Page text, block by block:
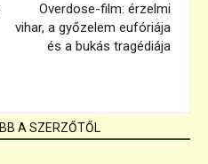
Overdose-film: érzelmi
vihar, a győzelem eufóriája
és a bukás tragédiája
A SZERZŐTŐL